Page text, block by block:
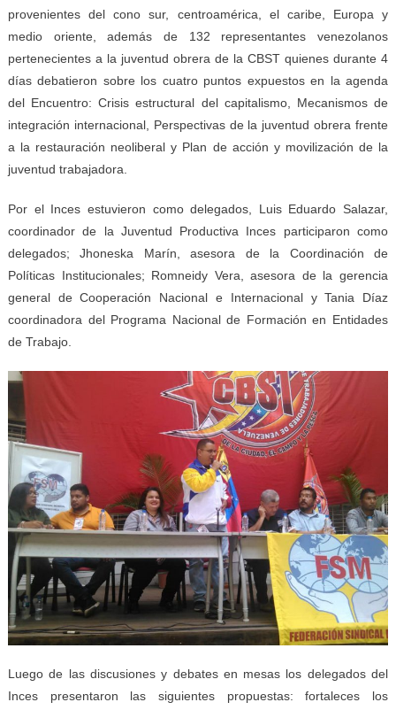
provenientes del cono sur, centroamérica, el caribe, Europa y
medio oriente, además de 132 representantes venezolanos
pertenecientes a la juventud obrera de la CBST quienes durante 4
días debatieron sobre los cuatro puntos expuestos en la agenda
del Encuentro: Crisis estructural del capitalismo, Mecanismos de
integración internacional, Perspectivas de la juventud obrera frente
a la restauración neoliberal y Plan de acción y movilización de la
juventud trabajadora.
Por el Inces estuvieron como delegados, Luis Eduardo Salazar,
coordinador de la Juventud Productiva Inces participaron como
delegados; Jhoneska Marín, asesora de la Coordinación de
Políticas Institucionales; Romneidy Vera, asesora de la gerencia
general de Cooperación Nacional e Internacional y Tania Díaz
coordinadora del Programa Nacional de Formación en Entidades
de Trabajo.
Luego de las discusiones y debates en mesas los delegados del
Inces presentaron las siguientes propuestas: fortaleces los